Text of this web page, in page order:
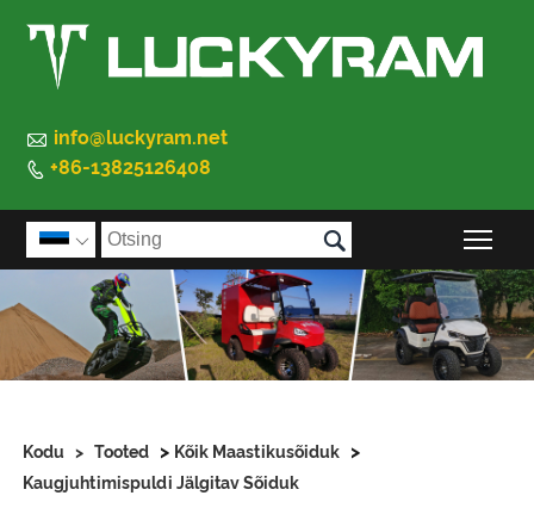
 info@luckyram.net
 +86-13825126408
 
Kodu > Tooted > Kõik Maastikusõiduk >
Kaugjuhtimispuldi Jälgitav Sõiduk